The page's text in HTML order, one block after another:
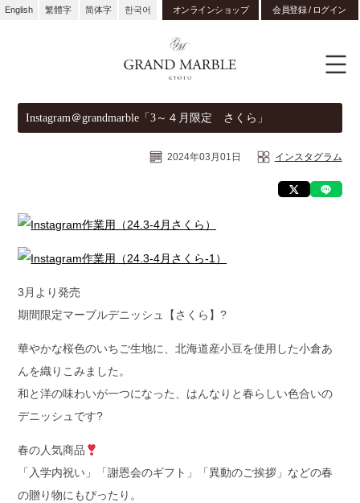
English 繁體字 简体字 한국어 オンラインショップ 会員登録 / ログイン
Instagram＠grandmarble「3～４月限定 さくら」
2024年03月01日 インスタグラム
3月より発売
期間限定マーブルデニッシュ【さくら】?
華やかな桜色のいちご生地に、北海道産小豆を使用した小倉あ
んを織りこみました。
和と洋の味わいが一つになった、はんなりと春らしい色合いの
デニッシュです?
春の人気商品
「入学内祝い」「謝恩会のギフト」「異動のご挨拶」などの春
の贈り物にもぴったり。